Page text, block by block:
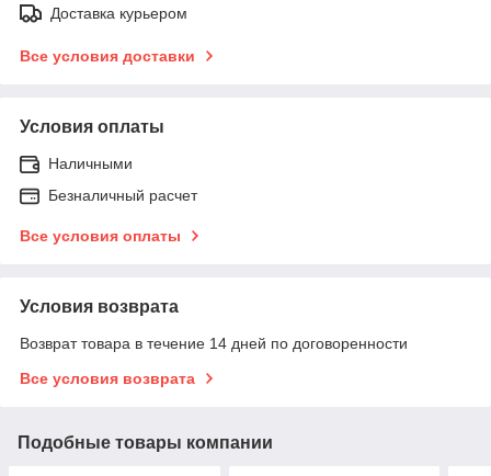
Доставка курьером
Все условия доставки
Условия оплаты
Наличными
Безналичный расчет
Все условия оплаты
Условия возврата
Возврат товара в течение 14 дней по договоренности
Все условия возврата
Подобные товары компании